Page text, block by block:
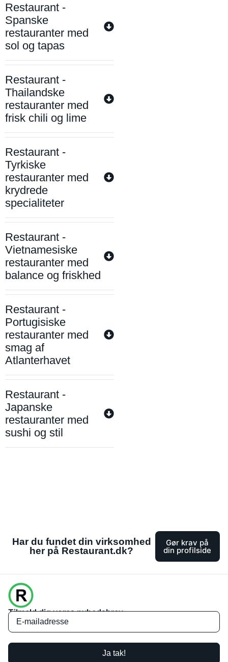
Restaurant -
Spanske
restauranter med
sol og tapas
Restaurant -
Thailandske
restauranter med
frisk chili og lime
Restaurant -
Tyrkiske
restauranter med
krydrede
specialiteter
Restaurant -
Vietnamesiske
restauranter med
balance og friskhed
Restaurant -
Portugisiske
restauranter med
smag af
Atlanterhavet
Restaurant -
Japanske
restauranter med
sushi og stil
Har du fundet din virksomhed
her på Restaurant.dk?
Gør krav på
din profilside
Tilmeld dig vores nyhedsbrev
Ja tak!